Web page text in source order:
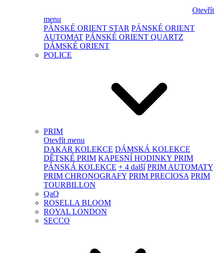
Otevřít
menu
PÁNSKÉ ORIENT STAR PÁNSKÉ ORIENT
AUTOMAT PÁNSKÉ ORIENT QUARTZ
DÁMSKÉ ORIENT
POLICE
PRIM
Otevřít menu
DAKAR KOLEKCE DÁMSKÁ KOLEKCE
DĚTSKÉ PRIM KAPESNÍ HODINKY PRIM
PÁNSKÁ KOLEKCE + 4 další PRIM AUTOMATY
PRIM CHRONOGRAFY PRIM PRECIOSA PRIM
TOURBILLON
QaQ
ROSELLA BLOOM
ROYAL LONDON
SECCO